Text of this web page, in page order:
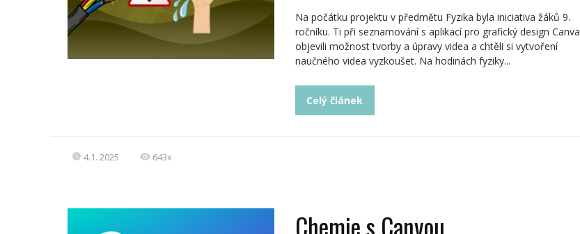
Na počátku projektu v předmětu Fyzika byla iniciativa žáků 9.
ročníku. Ti při seznamování s aplikací pro grafický design Canva
objevili možnost tvorby a úpravy videa a chtěli si vytvoření
naučného videa vyzkoušet. Na hodinách fyziky...
Celý článek
4.1. 2025 643x
Chemie s Canvou